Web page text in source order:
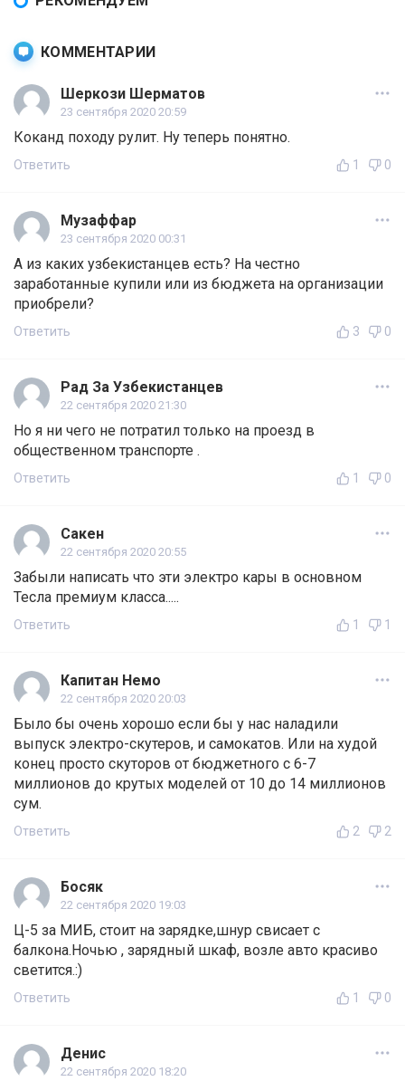
КОММЕНТАРИИ
Шеркози Шерматов
23 сентября 2020 20:59
Коканд походу рулит. Ну теперь понятно.
Ответить 1 0
Музаффар
23 сентября 2020 00:31
А из каких узбекистанцев есть? На честно
заработанные купили или из бюджета на организации
приобрели?
Ответить 3 0
Рад За Узбекистанцев
22 сентября 2020 21:30
Но я ни чего не потратил только на проезд в
общественном транспорте .
Ответить 1 0
Сакен
22 сентября 2020 20:55
Забыли написать что эти электро кары в основном
Тесла премиум класса.....
Ответить 1 1
Капитан Немо
22 сентября 2020 20:03
Было бы очень хорошо если бы у нас наладили
выпуск электро-скутеров, и самокатов. Или на худой
конец просто скуторов от бюджетного с 6-7
миллионов до крутых моделей от 10 до 14 миллионов
сум.
Ответить 2 2
Босяк
22 сентября 2020 19:03
Ц-5 за МИБ, стоит на зарядке,шнур свисает с
балкона.Ночью , зарядный шкаф, возле авто красиво
светится.:)
Ответить 1 0
Денис
22 сентября 2020 18:20